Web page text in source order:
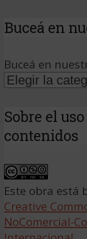
Buceá en
Buceá en
Sobre el
contenidos
Este obra está
Creative
NoComercial-